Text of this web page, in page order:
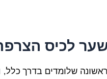
לכיס
שלומדים בדרך כלל,